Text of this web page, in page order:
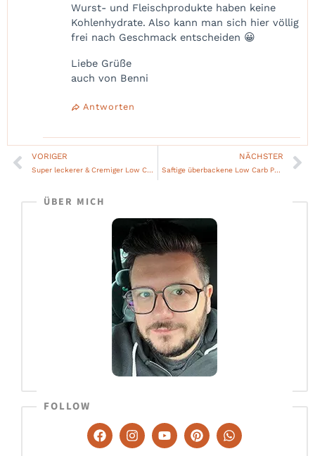
Wurst- und Fleischprodukte haben keine
Kohlenhydrate. Also kann man sich hier völlig
frei nach Geschmack entscheiden 😀
Liebe Grüße
auch von Benni
Antworten
Zurück
VORIGER
Super leckerer & Cremiger Low Carb Hähnchen Eier Salat
NÄCHSTER
Saftige überbackene Low Carb Putenschnitzel in Tomatensauce
ÜBER MICH
FOLLOW
F
a
I
n
Y
o
P
i
W
h